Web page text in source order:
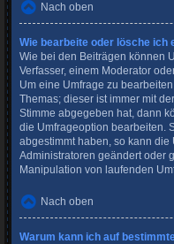
Nach oben
Wie bearbeite oder lösche ich
Wie bei den Beiträgen können
Verfasser, einem Moderator
Um eine Umfrage zu
Themas; dieser ist immer mit
Stimme abgegeben hat, dann
die Umfrageoption bearbeiten.
abgestimmt haben, so kann
Administratoren geändert oder
Manipulation von laufenden
Nach oben
Warum kann ich auf